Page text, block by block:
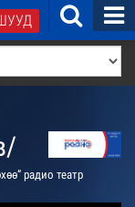
радио театр